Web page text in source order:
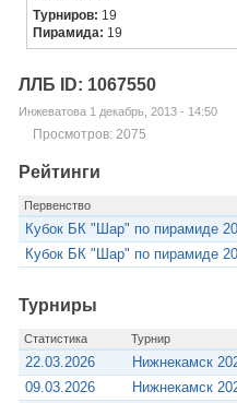
Турниров: 19
Пирамида: 19
ЛЛБ ID: 1067550
Инжеватова 1 декабрь, 2013 - 14:50
Просмотров: 2075
Рейтинги
Первенство
Кубок БК "Шар" по пирамиде
Кубок БК "Шар" по пирамиде
Турниры
Статистика Турнир
22.03.2026
Нижнекамск
09.03.2026
Нижнекамск